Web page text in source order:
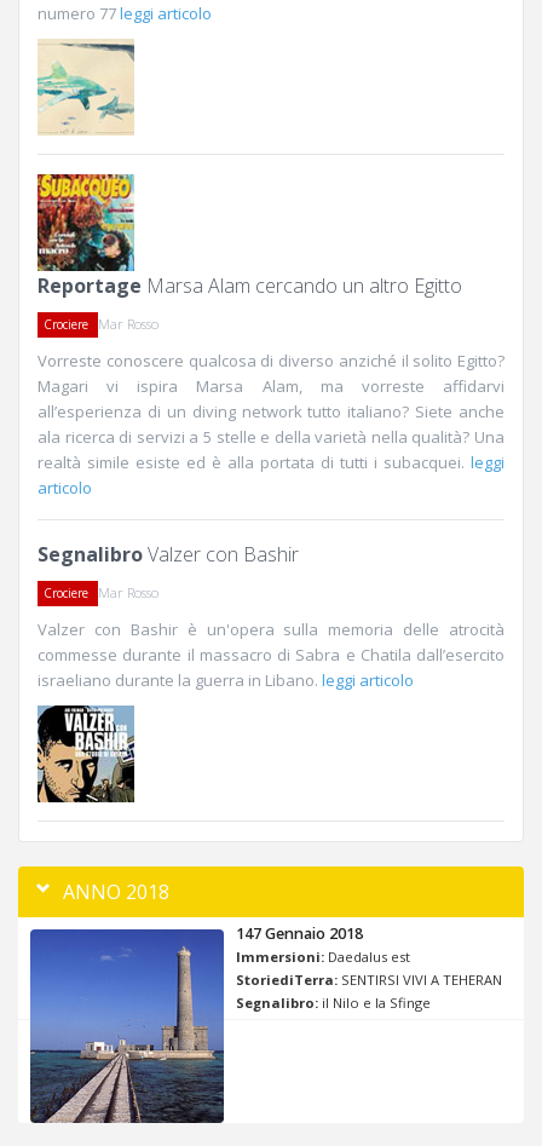
numero 77leggi articolo
Reportage Marsa Alam cercando un altro Egitto
Crociere Mar Rosso
Vorreste conoscere qualcosa di diverso anziché il solito Egitto?
Magari vi ispira Marsa Alam, ma vorreste affidarvi
all’esperienza di un diving network tutto italiano? Siete anche
ala ricerca di servizi a 5 stelle e della varietà nella qualità? Una
realtà simile esiste ed è alla portata di tutti i subacquei. leggi
articolo
SegnalibroValzer con Bashir
Crociere Mar Rosso
Valzer con Bashir è un'opera sulla memoria delle atrocità
commesse durante il massacro di Sabra e Chatila dall’esercito
israeliano durante la guerra in Libano. leggi articolo
ANNO 2018
147 Gennaio 2018
Immersioni: Daedalus est
StoriediTerra: SENTIRSI VIVI A TEHERAN
Segnalibro: il Nilo e la Sfinge